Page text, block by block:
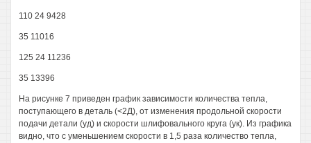
110 24 9428
35 11016
125 24 11236
35 13396
На рисунке 7 приведен график зависимости количества тепла,
поступающего в деталь (<2Д), от изменения продольной скорости
подачи детали (уд) и скорости шлифовального круга (ук). Из графика
видно, что с уменьшением скорости в 1,5 раза количество тепла,